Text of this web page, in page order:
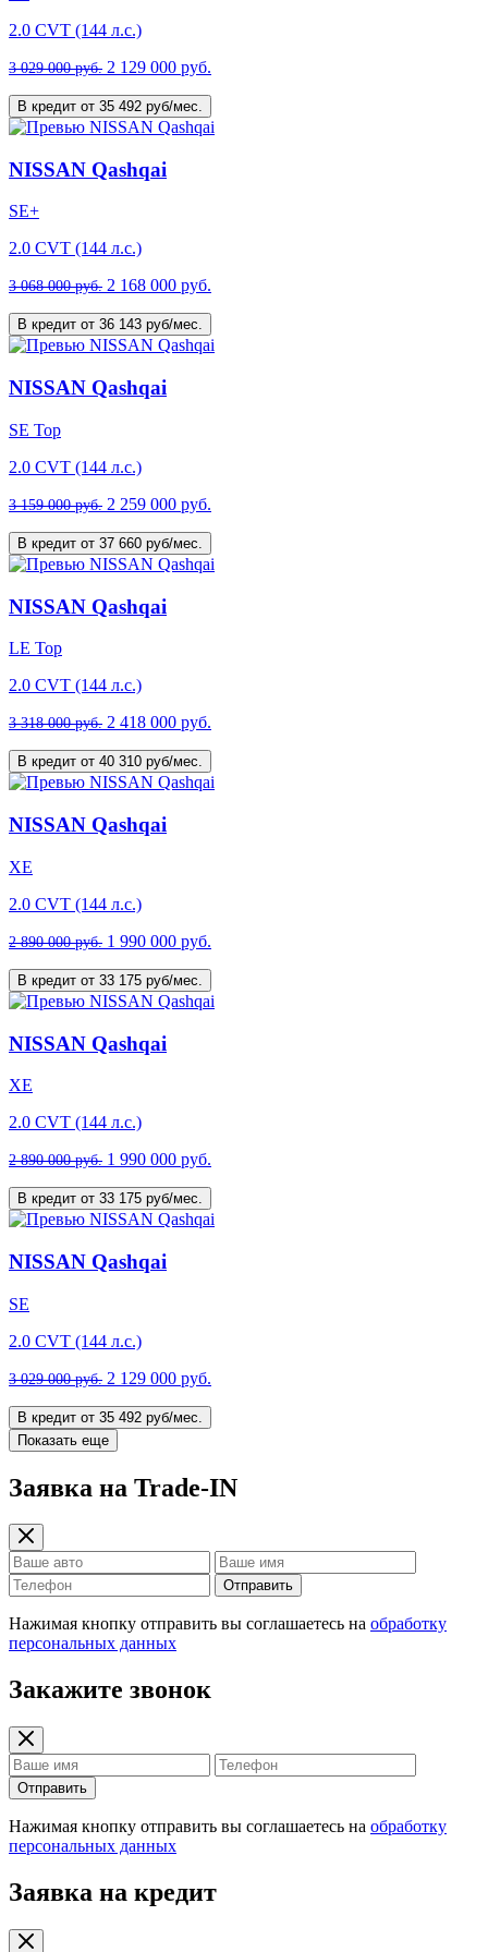
2.0 CVT (144 л.с.)
3 029 000 руб. 2 129 000 руб.
В кредит от 35 492 руб/мес.
NISSAN Qashqai
SE+
2.0 CVT (144 л.с.)
3 068 000 руб. 2 168 000 руб.
В кредит от 36 143 руб/мес.
NISSAN Qashqai
SE Top
2.0 CVT (144 л.с.)
3 159 000 руб. 2 259 000 руб.
В кредит от 37 660 руб/мес.
NISSAN Qashqai
LE Top
2.0 CVT (144 л.с.)
3 318 000 руб. 2 418 000 руб.
В кредит от 40 310 руб/мес.
NISSAN Qashqai
XE
2.0 CVT (144 л.с.)
2 890 000 руб. 1 990 000 руб.
В кредит от 33 175 руб/мес.
NISSAN Qashqai
XE
2.0 CVT (144 л.с.)
2 890 000 руб. 1 990 000 руб.
В кредит от 33 175 руб/мес.
NISSAN Qashqai
SE
2.0 CVT (144 л.с.)
3 029 000 руб. 2 129 000 руб.
В кредит от 35 492 руб/мес.
Показать еще
Заявка на Trade-IN
Отправить
Нажимая кнопку отправить вы соглашаетесь на обработку
персональных данных
Закажите звонок
Отправить
Нажимая кнопку отправить вы соглашаетесь на обработку
персональных данных
Заявка на кредит